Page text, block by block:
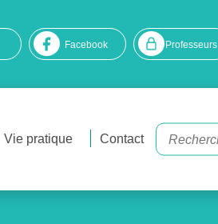
Facebook Professeurs
Vie pratique Contact